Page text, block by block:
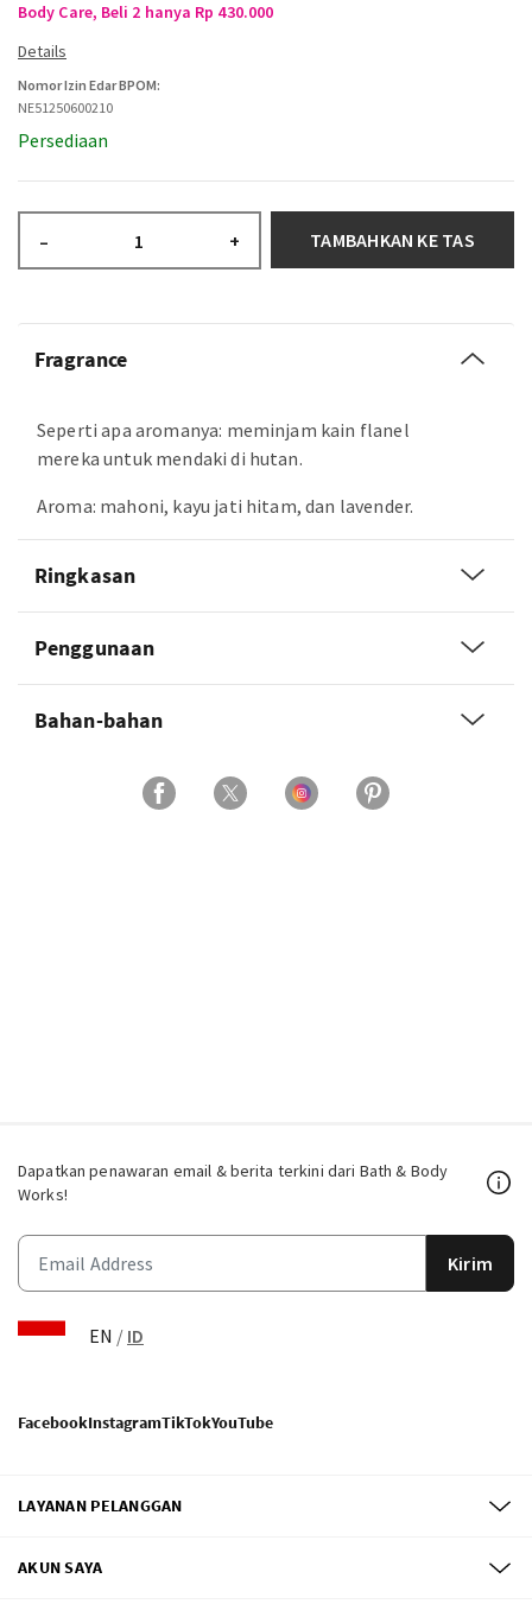
Body Care, Beli 2 hanya Rp 430.000
Nomor Izin Edar BPOM:
NE51250600210
Persediaan
– + TAMBAHKAN KE TAS
Fragrance
Seperti apa aromanya: meminjam kain flanel
mereka untuk mendaki di hutan.
Aroma: mahoni, kayu jati hitam, dan lavender.
Ringkasan
Penggunaan
Bahan-bahan
Dapatkan penawaran email & berita terkini dari Bath & Body
Works!
Kirim
EN / ID
FacebookInstagramTikTokYouTube
LAYANAN PELANGGAN
AKUN SAYA